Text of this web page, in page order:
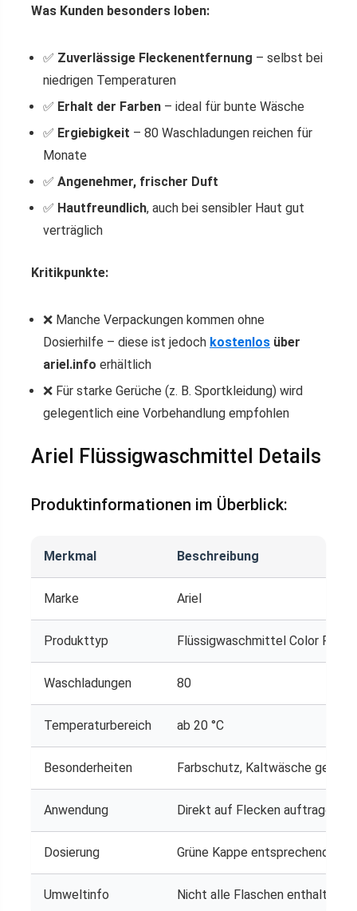
Was Kunden besonders loben:
✅ Zuverlässige Fleckenentfernung – selbst bei
niedrigen Temperaturen
✅ Erhalt der Farben – ideal für bunte Wäsche
✅ Ergiebigkeit – 80 Waschladungen reichen für
Monate
✅ Angenehmer, frischer Duft
✅ Hautfreundlich, auch bei sensibler Haut gut
verträglich
Kritikpunkte:
❌ Manche Verpackungen kommen ohne
Dosierhilfe – diese ist jedoch kostenlos über
ariel.info erhältlich
❌ Für starke Gerüche (z. B. Sportkleidung) wird
gelegentlich eine Vorbehandlung empfohlen
Ariel Flüssigwaschmittel Details
Produktinformationen im Überblick:
Merkmal Beschreibung
Marke Ariel
Produkttyp Flüssigwaschmittel Color Plus
Waschladungen 80
Temperaturbereich ab 20 °C
Besonderheiten Farbschutz, Kaltwäsche
Anwendung Direkt auf Flecken auftragen,
Dosierung Grüne Kappe entsprechend
Umweltinfo Nicht alle Flaschen enthalten